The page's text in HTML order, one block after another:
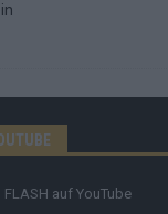
FLASH auf YouTube